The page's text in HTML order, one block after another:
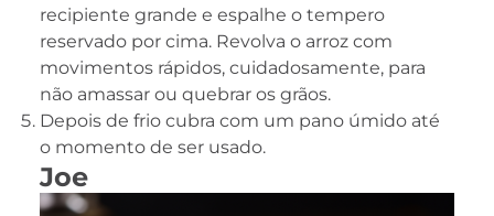
recipiente grande e espalhe o tempero
reservado por cima. Revolva o arroz com
movimentos rápidos, cuidadosamente, para
não amassar ou quebrar os grãos.
Depois de frio cubra com um pano úmido até
o momento de ser usado.
Joe